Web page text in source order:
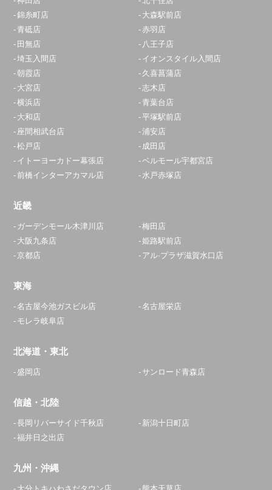
錦糸町店
大森駅前店
青砥店
赤羽店
田無店
八王子店
埼玉入間店
イオンスタイル入間店
朝霞店
久喜菖蒲店
大宮店
志木店
横浜店
青葉台店
大和店
平塚駅前店
座間相武台店
浦安店
松戸店
成田店
イトーヨーカドー幕張店
ベルモール宇都宮店
前橋インターアカマル店
水戸赤塚店
近畿
ガーデンモール木津川店
梅田店
大阪九条店
姫路駅前店
京都店
アル·プラザ滋賀水口店
東海
名古屋今池ガスビル店
名古屋栄店
モレラ岐阜店
北海道・東北
盛岡店 サンロード青森店
信越・北陸
長岡リバーサイド千秋店
新潟十日町店
福井日之出店
九州・沖縄